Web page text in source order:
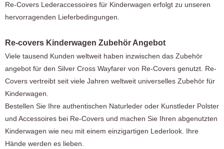
Re-Covers Lederaccessoires für Kinderwagen erfolgt zu unseren
hervorragenden Lieferbedingungen.
Re-covers Kinderwagen Zubehör Angebot
Viele tausend Kunden weltweit haben inzwischen das Zubehör
angebot für den Silver Cross Wayfarer von Re-Covers genutzt. Re-
Covers vertreibt seit viele Jahren weltweit universelles Zubehör für
Kinderwagen.
Bestellen Sie Ihre authentischen Naturleder oder Kunstleder Polster
und Accessoires bei Re-Covers und machen Sie Ihren abgenutzten
Kinderwagen wie neu mit einem einzigartigen Lederlook. Ihre
Hände werden es lieben.